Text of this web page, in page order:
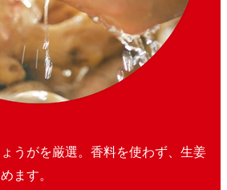
うがを厳選。香料を使わず、生姜
ます。